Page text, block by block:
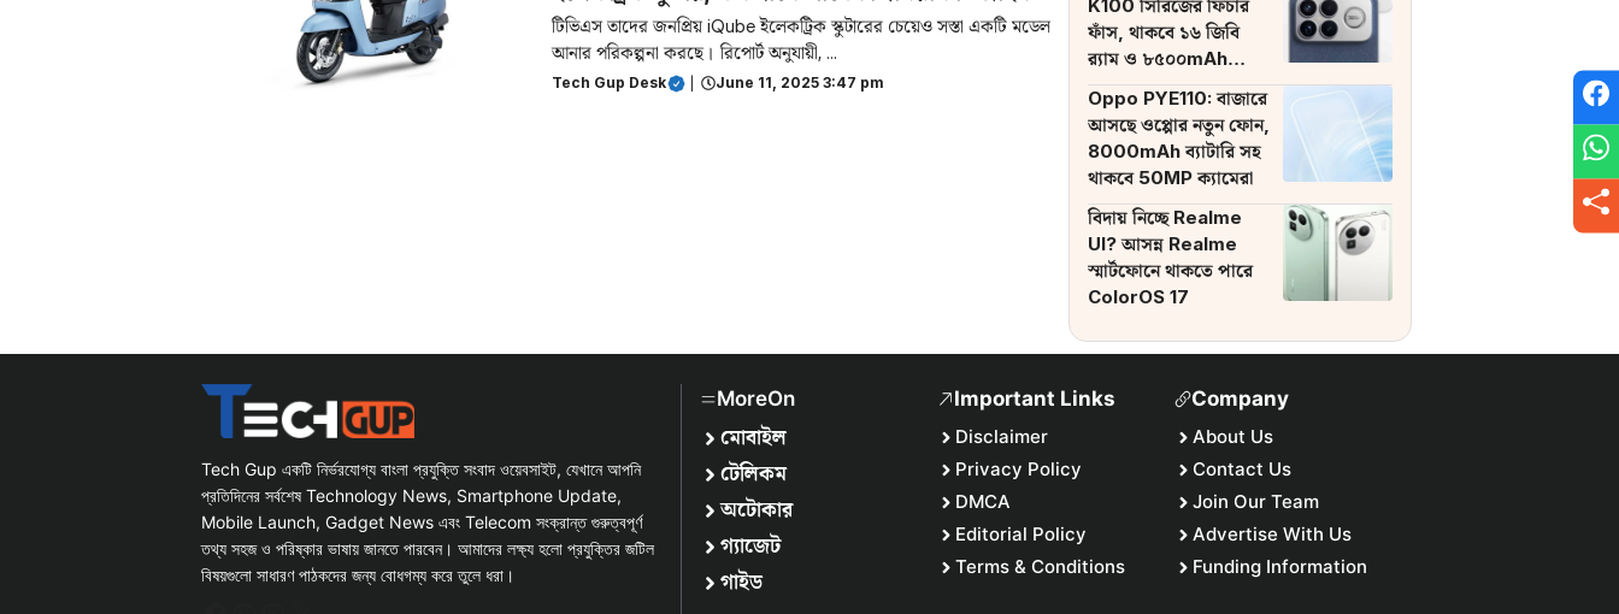
টিভিএস তাদের জনপ্রিয় iQube ইলেকট্রিক স্কুটারের চেয়েও সস্তা একটি মডেল
আনার পরিকল্পনা করছে। রিপোর্ট অনুযায়ী, ...
Tech Gup Desk June 11, 2025 3:47 pm
K100 সিরিজের ফিচার
ফাঁস, থাকবে ১৬ জিবি
র‌্যাম ও ৮৫০০mAh
ব্যাটারি
Oppo PYE110: বাজারে
আসছে ওপ্পোর নতুন ফোন,
8000mAh ব্যাটারি সহ
থাকবে 50MP ক্যামেরা
বিদায় নিচ্ছে Realme
UI? আসন্ন Realme
স্মার্টফোনে থাকতে পারে
ColorOS 17
Tech Gup একটি নির্ভরযোগ্য বাংলা প্রযুক্তি সংবাদ ওয়েবসাইট, যেখানে আপনি
প্রতিদিনের সর্বশেষ Technology News, Smartphone Update,
Mobile Launch, Gadget News এবং Telecom সংক্রান্ত গুরুত্বপূর্ণ
তথ্য সহজ ও পরিষ্কার ভাষায় জানতে পারবেন। আমাদের লক্ষ্য হলো প্রযুক্তির জটিল
বিষয়গুলো সাধারণ পাঠকদের জন্য বোধগম্য করে তুলে ধরা।
MoreOn
মোবাইল
টেলিকম
অটোকার
গ্যাজেট
গাইড
Important Links
Disclaimer
Privacy Policy
DMCA
Editorial Policy
Terms & Conditions
Company
About Us
Contact Us
Join Our Team
Advertise With Us
Funding Information